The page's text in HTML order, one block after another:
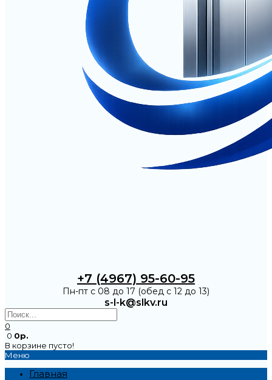
+7 (4967) 95-60-95
Пн-пт с 08 до 17 (обед с 12 до 13)
s-l-k@slkv.ru
0
0 0р.
В корзине пусто!
Меню
Главная